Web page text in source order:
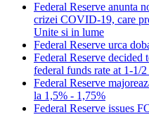
Federal Reserve anunta
crizei COVID-19, care
Unite si in lume
Federal Reserve urca
Federal Reserve decided
federal funds rate at 1-1/
Federal Reserve
la 1,5% - 1,75%
Federal Reserve issues